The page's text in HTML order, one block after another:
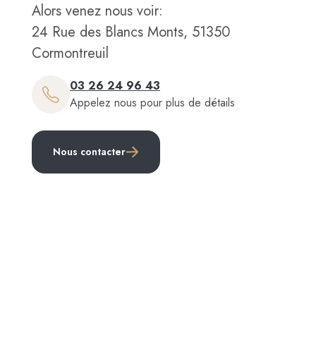
Alors venez nous voir:
24 Rue des Blancs Monts, 51350
Cormontreuil
03 26 24 96 43
Appelez nous pour plus de détails
Nous contacter